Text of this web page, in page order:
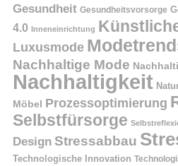
Gesundheit Gesundheitsvorsorge
4.0
Inneneinrichtung
Luxusmode
Nachhaltige Mode
Nachhaltigkeit
Möbel
Prozessoptimierung
Selbstfürsorge
Design Stressabbau
Technologische Innovation